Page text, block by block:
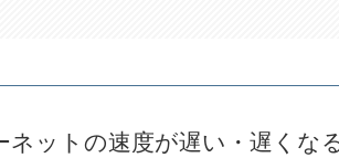
ネットの速度が遅い・遅くな